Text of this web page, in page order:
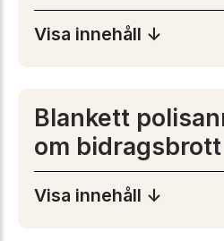
Visa innehåll ↓
Blankett
om bidragsbrott
Visa innehåll ↓